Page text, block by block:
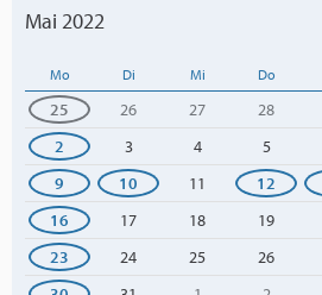
Mai 2022
Mo Di Mi Do
25 26 27 28
2
3 4 5
9
10 11 12
16
17 18 19
23
24 25 26